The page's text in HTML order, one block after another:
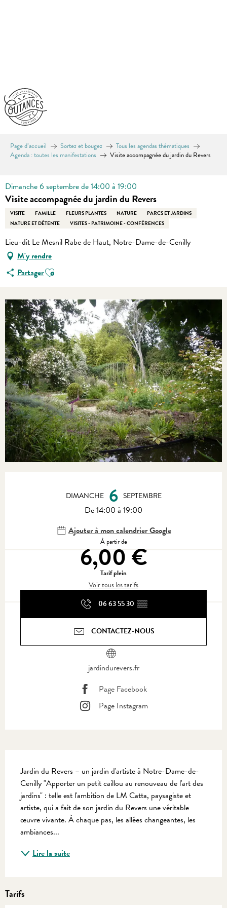
Page d’accueil Sortez et bougez
Tous les agendas thématiques
Agenda : toutes les manifestations
Visite accompagnée du jardin du Revers
Dimanche 6 septembre de 14:00 à 19:00
Visite accompagnée du jardin du Revers
VISITE FAMILLE FLEURS PLANTES NATURE
PARCS ET JARDINS
NATURE ET DÉTENTE
VISITES - PATRIMOINE - CONFÉRENCES
Lieu-dit Le Mesnil Rabe de Haut, Notre-Dame-de-Cenilly
M'y rendre
PartagerAjouter aux favoris
DIMANCHE 6 SEPTEMBRE
De 14:00 à 19:00
Ajouter à mon calendrier Google
À partir de
6,00 €
Tarif plein
Voir tous les tarifs
06 63 55 30 ▒▒
CONTACTEZ-NOUS
jardindurevers.fr
Page Facebook
Page Instagram
Jardin du Revers – un jardin d'artiste à Notre-Dame-de-
Cenilly "Apporter un petit caillou au renouveau de l'art des
jardins" : telle est l'ambition de LM Catta, paysagiste et
artiste, qui a fait de son jardin du Revers une véritable
œuvre vivante. À chaque pas, les allées changeantes, les
ambiances...
Lire la suite
Tarifs